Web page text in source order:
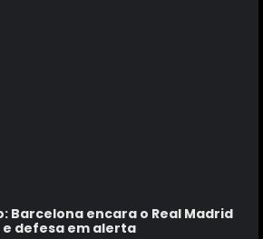
Barcelona encara o Real Madrid
e defesa em alerta